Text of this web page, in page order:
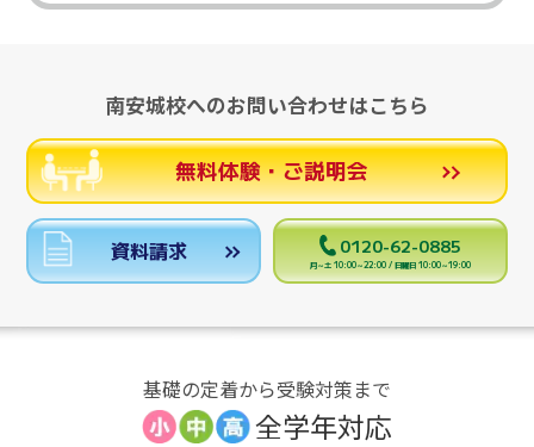
南安城校へのお問い合わせはこちら
無料体験・ご説明会
資料請求 0120-62-0885
月～土 10:00～22:00 / 日曜日 10:00～19:00
基礎の定着から受験対策まで
全学年対応